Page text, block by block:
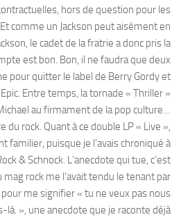
hors de question pour les
comme un Jackson peut aisément en
le cadet de la fratrie a donc pris la
est bon. Bon, il ne faudra que deux
pour quitter le label de Berry Gordy et
Entre temps, la tornade « Thriller »
au firmament de la pop culture…
du rock. Quant à ce double LP « Live »,
familier, puisque je l’avais chroniqué à
& Schnock. L’anecdote qui tue, c’est
rock me l’avait tendu le tenant par
me signifier « tu ne veux pas nous
là. », une anecdote que je raconte déjà